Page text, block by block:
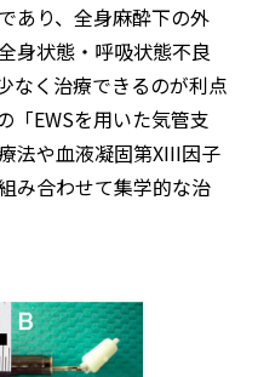
あり、全身麻酔下の外
身状態・呼吸状態不良
なく治療できるのが利点
「EWSを用いた気管支
法や血液凝固第XIII因子
み合わせて集学的な治